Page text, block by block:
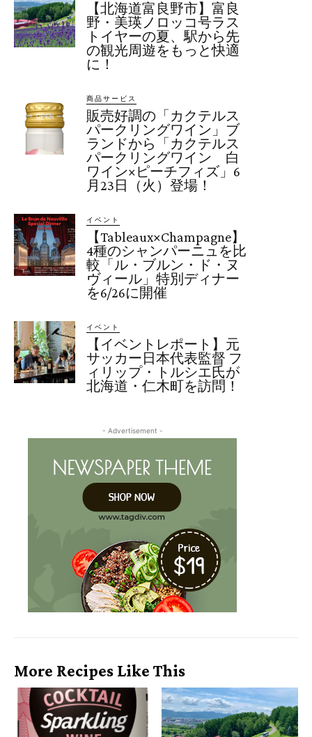
【北海道富良野市】富良
野・美瑛ノロッコ号ラス
トイヤーの夏、駅から先
の観光周遊をもっと快適
に！
商品サービス
販売好調の「カクテルス
パークリングワイン」ブ
ランドから「カクテルス
パークリングワイン 白
ワイン×ピーチフィズ」6
月23日（火）登場！
イベント
【Tableaux×Champagne】
4種のシャンパーニュを比
較「ル・ブルン・ド・ヌ
ヴィール」特別ディナー
を6/26に開催
イベント
【イベントレポート】元
サッカー日本代表監督 フ
ィリップ・トルシエ氏が
北海道・仁木町を訪問！
- Advertisement -
More Recipes Like This